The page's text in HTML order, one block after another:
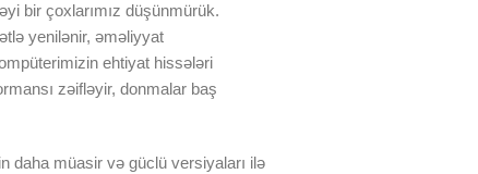
bir çoxlarımız düşünmürük.
yenilənir, əməliyyat
ehtiyat hissələri
zəifləyir, donmalar baş
daha müasir və güclü versiyaları ilə